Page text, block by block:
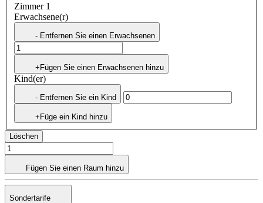
Zimmer 1
Erwachsene(r)
- Entfernen Sie einen Erwachsenen
+Fügen Sie einen Erwachsenen hinzu
Kind(er)
- Entfernen Sie ein Kind
+Füge ein Kind hinzu
Löschen
Fügen Sie einen Raum hinzu
Sondertarife